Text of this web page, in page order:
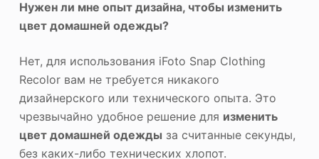
Нужен ли мне опыт дизайна, чтобы изменить
цвет домашней одежды?
Нет, для использования iFoto Snap Clothing
Recolor вам не требуется никакого
дизайнерского или технического опыта. Это
чрезвычайно удобное решение для изменить
цвет домашней одежды за считанные секунды,
без каких-либо технических хлопот.